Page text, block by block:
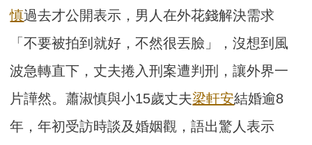
慎過去才公開表示，男人在外花錢解決需求
「不要被拍到就好，不然很丟臉」，沒想到風
波急轉直下，丈夫捲入刑案遭判刑，讓外界一
片譁然。蕭淑慎與小15歲丈夫梁軒安結婚逾8
年，年初受訪時談及婚姻觀，語出驚人表示